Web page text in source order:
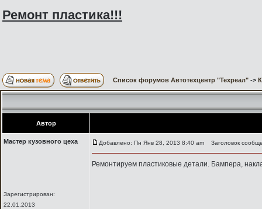
Ремонт пластика!!!
Список форумов Автотехцентр "Техреал" ->
Автор
Мастер кузовного цеха
Зарегистрирован:
22.01.2013
Добавлено: Пн Янв 28, 2013 8:40 am Заголовок
Ремонтируем пластиковые детали. Бампера,